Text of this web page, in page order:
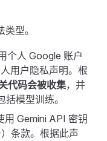
型。
个人 Google 账户
用户隐私声明。根
代码会被收集，并
模型训练。
用 Gemini API 密钥
条款。根据此声